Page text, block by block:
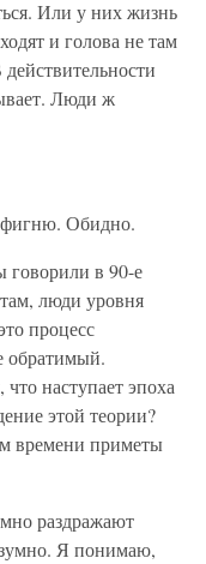
Или у них жизнь
и голова не там
Люди ж
Обидно.
в 90-е
люди уровня
процесс
обратимый.
наступает эпоха
этой теории?
времени приметы
раздражают
Я понимаю,